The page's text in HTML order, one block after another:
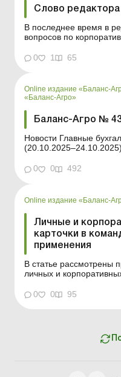
Слово редактора
В последнее время в
вопросов по
нюансам. Поэтому мы
помогут быстро
читатели! В последнее
0 1 65
Online издание «Баланс-
«Баланс-Агро»
Баланс-Агро №
Новости Главные бухгалтерские новости недели
(20.10.2025–24.10.2025) Главные новости о важнейших
ежедневно Содержание номера
Читать Имеются ли
0 0 492
Online издание «Баланс-
Личные и
карточки в
применения
В статье рассмотрены
личных и
проведения расчетов и
израсходованных
0 0 95